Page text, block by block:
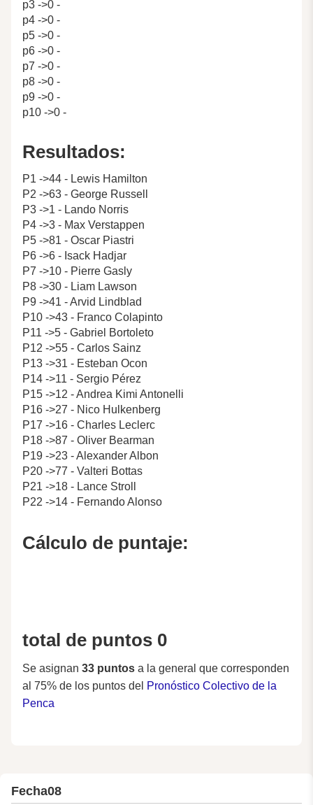
p3 ->0 -
p4 ->0 -
p5 ->0 -
p6 ->0 -
p7 ->0 -
p8 ->0 -
p9 ->0 -
p10 ->0 -
Resultados:
P1 ->44 - Lewis Hamilton
P2 ->63 - George Russell
P3 ->1 - Lando Norris
P4 ->3 - Max Verstappen
P5 ->81 - Oscar Piastri
P6 ->6 - Isack Hadjar
P7 ->10 - Pierre Gasly
P8 ->30 - Liam Lawson
P9 ->41 - Arvid Lindblad
P10 ->43 - Franco Colapinto
P11 ->5 - Gabriel Bortoleto
P12 ->55 - Carlos Sainz
P13 ->31 - Esteban Ocon
P14 ->11 - Sergio Pérez
P15 ->12 - Andrea Kimi Antonelli
P16 ->27 - Nico Hulkenberg
P17 ->16 - Charles Leclerc
P18 ->87 - Oliver Bearman
P19 ->23 - Alexander Albon
P20 ->77 - Valteri Bottas
P21 ->18 - Lance Stroll
P22 ->14 - Fernando Alonso
Cálculo de puntaje:
total de puntos 0
Se asignan 33 puntos a la general que corresponden
al 75% de los puntos del Pronóstico Colectivo de la
Penca
Fecha08